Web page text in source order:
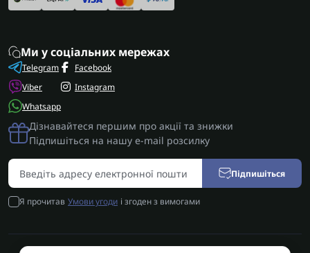
Ми у соціальних мережах
Telegram
Viber
Whatsapp
Facebook
Instagram
Дізнавайтеся першим про акції та знижки
Підпишіться на нашу e-mail розсилку
Підпишіться
Я прочитав Умови угоди і згоден з вимогами